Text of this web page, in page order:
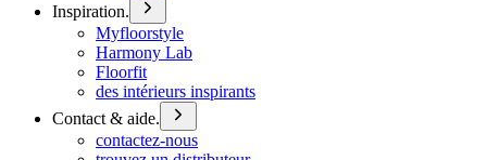
Inspiration.
Myfloorstyle
Harmony Lab
Floorfit
des intérieurs inspirants
Contact & aide.
contactez-nous